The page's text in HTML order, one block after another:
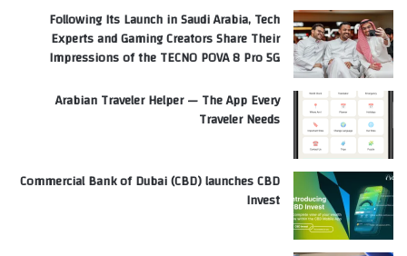
Following Its Launch in Saudi Arabia, Tech
Experts and Gaming Creators Share Their
Impressions of the TECNO POVA 8 Pro 5G
Arabian Traveler Helper — The App Every
Traveler Needs
Commercial Bank of Dubai (CBD) launches CBD
Invest